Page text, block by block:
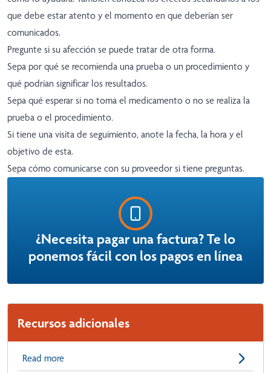
que debe estar atento y el momento en que deberían ser
comunicados.
Pregunte si su afección se puede tratar de otra forma.
Sepa por qué se recomienda una prueba o un procedimiento y
qué podrían significar los resultados.
Sepa qué esperar si no toma el medicamento o no se realiza la
prueba o el procedimiento.
Si tiene una visita de seguimiento, anote la fecha, la hora y el
objetivo de esta.
Sepa cómo comunicarse con su proveedor si tiene preguntas.
¿Necesita pagar una factura? Te lo
ponemos fácil con los pagos en línea
Recursos adicionales
Read more